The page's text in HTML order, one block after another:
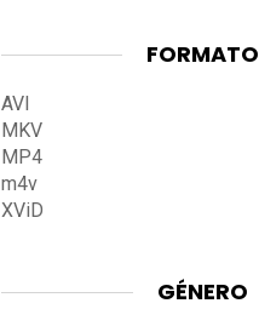
FORMATO
AVI
MKV
MP4
m4v
XViD
GÉNERO